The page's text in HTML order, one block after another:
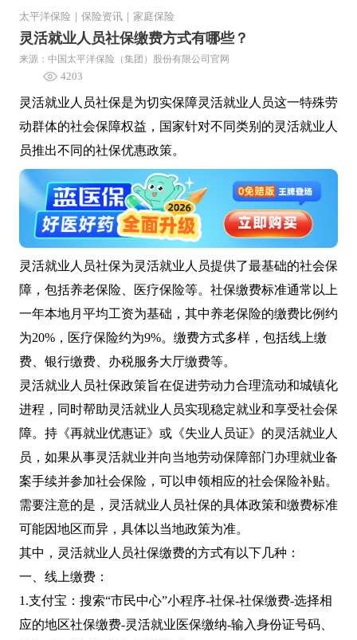
太平洋保险 保险资讯 家庭保险
灵活就业人员社保缴费方式有哪些？
来源：中国太平洋保险（集团）股份有限公司官网
4203
灵活就业人员社保是为切实保障灵活就业人员这一特殊劳
动群体的社会保障权益，国家针对不同类别的灵活就业人
员推出不同的社保优惠政策。
灵活就业人员社保为灵活就业人员提供了最基础的社会保
障，包括养老保险、医疗保险等。社保缴费标准通常以上
一年本地月平均工资为基础，其中养老保险的缴费比例约
为20%，医疗保险约为9%。缴费方式多样，包括线上缴
费、银行缴费、办税服务大厅缴费等。
灵活就业人员社保政策旨在促进劳动力合理流动和城镇化
进程，同时帮助灵活就业人员实现稳定就业和享受社会保
障。持《再就业优惠证》或《失业人员证》的灵活就业人
员，如果从事灵活就业并向当地劳动保障部门办理就业备
案手续并参加社会保险，可以申领相应的社会保险补贴。
需要注意的是，灵活就业人员社保的具体政策和缴费标准
可能因地区而异，具体以当地政策为准。
其中，灵活就业人员社保缴费的方式有以下几种：
一、线上缴费：
1.支付宝：搜索“市民中心”小程序-社保-社保缴费-选择相
应的地区社保缴费-灵活就业医保缴纳-输入身份证号码、